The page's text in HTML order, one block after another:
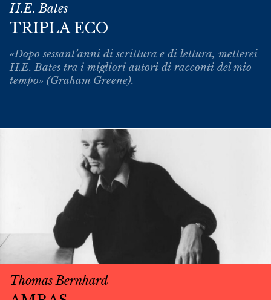
H.E. Bates
TRIPLA ECO
«Dopo sessant’anni di scrittura e di lettura, metterei
H.E. Bates tra i migliori autori di racconti del mio
tempo» (Graham Greene).
Thomas Bernhard